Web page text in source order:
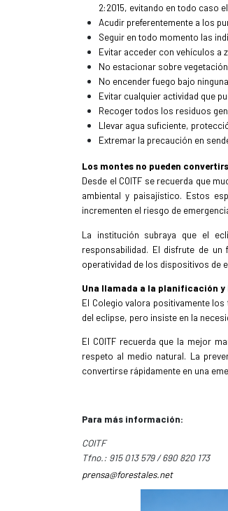
2:2015, evitando en todo caso
Acudir preferentemente a los
Seguir en todo momento las
Evitar acceder con vehículos a
No estacionar sobre
No encender fuego bajo
Evitar cualquier actividad que
Recoger todos los residuos
Llevar agua suficiente,
Extremar la precaución en
Los montes no pueden
Desde el COITF se recuerda que
ambiental y paisajístico. Estos
incrementen el riesgo de
La institución subraya que el
responsabilidad. El disfrute de
operatividad de los dispositivos de
Una llamada a la planificación
El Colegio valora positivamente
del eclipse, pero insiste en la
El COITF recuerda que la mejor
respeto al medio natural. La
convertirse rápidamente en una
Para más información:
COITF
Tfno.: 915 013 579 / 690 820 173
prensa@forestales.net